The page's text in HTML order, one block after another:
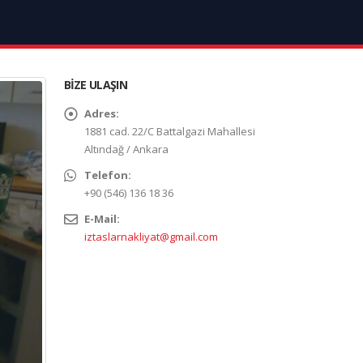
BIZE ULAŞIN
Adres:
1881 cad. 22/C Battalgazi Mahallesi
Altındağ / Ankara
Telefon:
+90 (546) 136 18 36
E-Mail:
iztaslarnakliyat@gmail.com